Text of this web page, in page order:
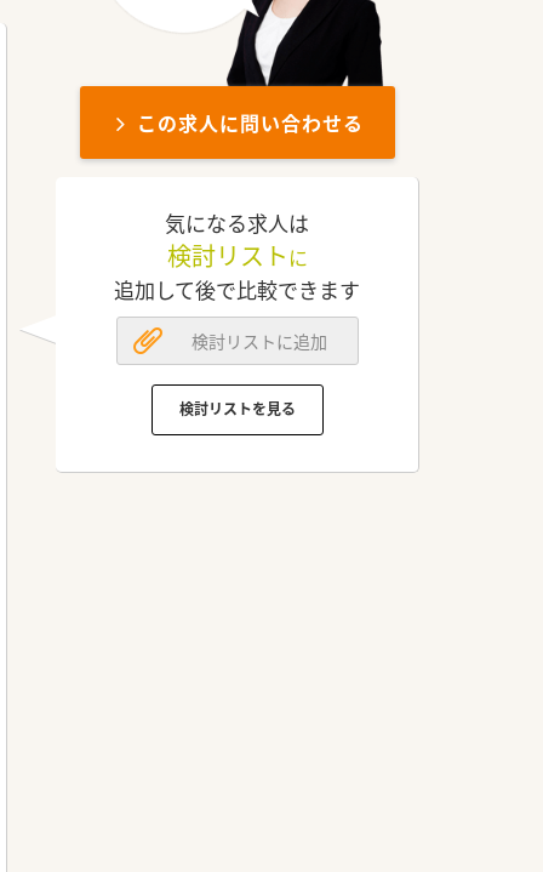
この求人に問い合わせる
気になる求人は
検討リスト に
追加して後で比較できます
検討リストに追加
検討リストを見る